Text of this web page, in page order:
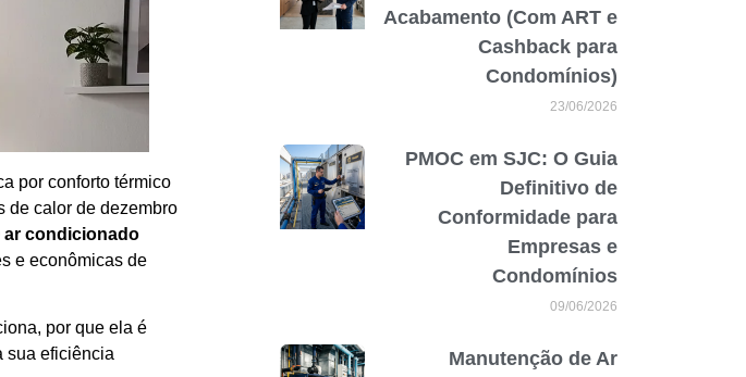
por conforto térmico
de calor de dezembro
ar condicionado
e econômicas de
por que ela é
sua eficiência
Acabamento (Com ART e
Cashback para
Condomínios)
23/06/2026
PMOC em SJC: O Guia
Definitivo de
Conformidade para
Empresas e
Condomínios
09/06/2026
Manutenção de Ar